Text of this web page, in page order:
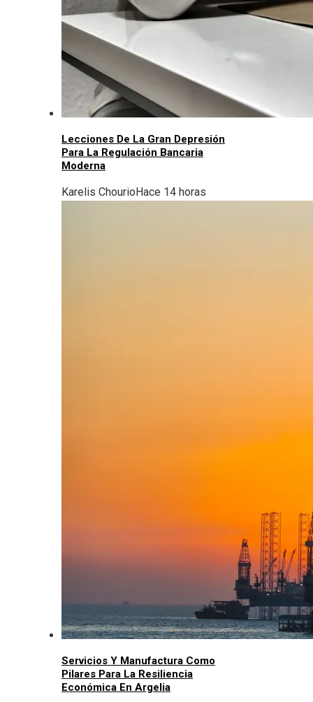
Lecciones De La Gran Depresión
Para La Regulación Bancaria
Moderna
Karelis ChourioHace 14 horas
Servicios Y Manufactura Como
Pilares Para La Resiliencia
Económica En Argelia